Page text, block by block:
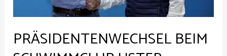
PRÄSIDENTENWECHSEL BEIM